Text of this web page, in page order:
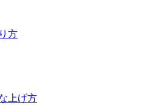
方
上げ方